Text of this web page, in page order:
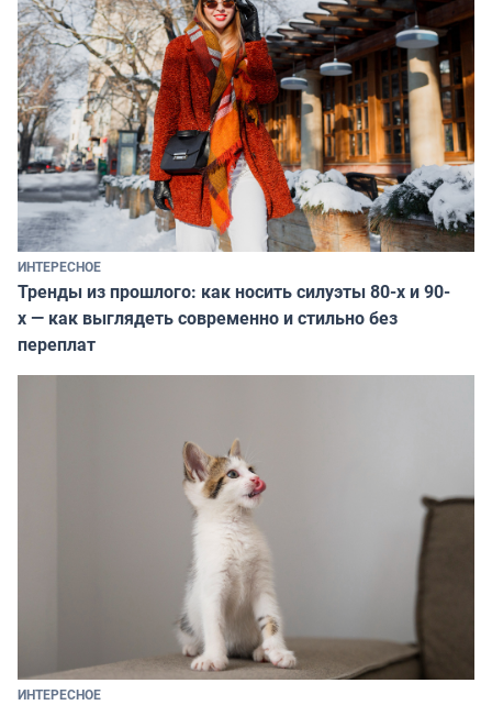
ИНТЕРЕСНОЕ
Тренды из прошлого: как носить силуэты 80-х и 90-
х — как выглядеть современно и стильно без
переплат
ИНТЕРЕСНОЕ